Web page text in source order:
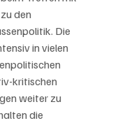
den
Die
in vielen
kritischen
weiter zu
die